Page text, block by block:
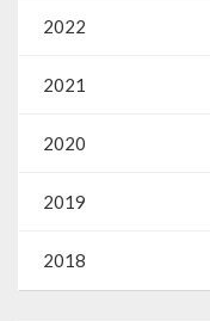
2022
2021
2020
2019
2018